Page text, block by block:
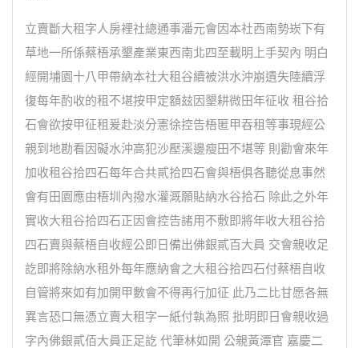
立賣斷大租字人房裡社總通事潘元會因本社西南勢崁下有
草地一所係蔡梧承墾產業東西南北四至載明上手契內 明白
經開埔園十八甲帶納本社大租谷續被洪水沖崩遺失陸續浮
復每年酌收的租不堪按甲定額玆因墾耕微田年征收 租谷拾
石會欲按甲征租爰赴淡分憲徐控告梧匿甲吞租等事現經公
親到地勘看因礙水沖高犯沙壓溪邊瘦田不堪等 則勸會來年
加收租谷拾四石每年合共貳拾四石會與梧俱各聽從息事然
會有田園應由梧圳內撥水灌溉願貼納水谷拾石 除此之外年
實收大租谷拾四石正因會控告諸用不敷即將年收大租谷拾
四石賣與蔡梧自收經公即日備出佛銀貳百大員 交會親收足
訖即將除納水租外每年應納會之大租谷拾四石付蔡梧自收
自管將來如有加開甲數會不得再行加征 此乃二比甘愿各無
異言恐口無憑立賣大租字一紙付執為照 批明即日會親收過
字內佛銀貳佰大員正足訖 代筆林如開 公親黃潭官 嘉慶二